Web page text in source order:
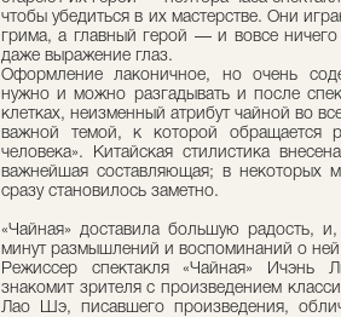
чтобы убедиться в их мастерстве. Они
грима, а главный герой — и вовсе
даже выражение глаз.
Оформление лаконичное, но очень
нужно и можно разгадывать и после
клетках, неизменный атрибут чайной во
важной темой, к которой обращается
человека». Китайская стилистика
важнейшая составляющая; в некоторых
сразу становилось заметно.
«Чайная» доставила большую радость,
минут размышлений и воспоминаний о
Режиссер спектакля «Чайная»
знакомит зрителя с произведением
Лао Шэ, писавшего произведения,